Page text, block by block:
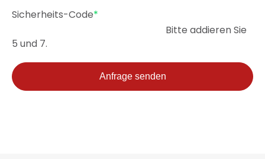
Pflichtfeld
Sicherheits-Code*
Bitte addieren Sie
5 und 7.
Anfrage senden